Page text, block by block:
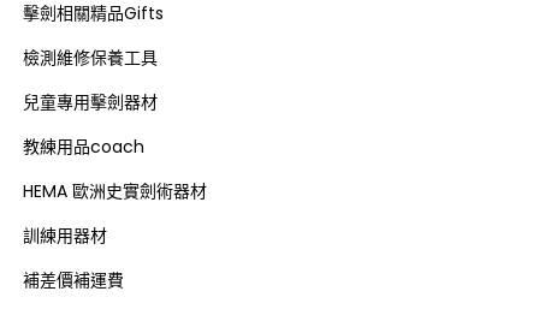
擊劍相關精品Gifts
檢測維修保養工具
兒童專用擊劍器材
教練用品coach
HEMA 歐洲史實劍術器材
訓練用器材
補差價補運費